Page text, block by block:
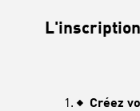
Créez